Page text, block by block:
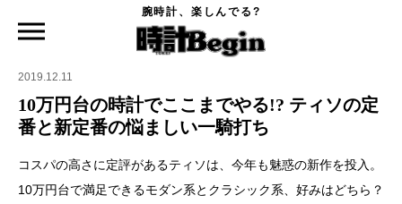
腕時計、楽しんでる?
10万円台の時計でここまでやる!? ティソの定番と新定番の悩ましい一騎打ち
2019.12.11
10万円台の時計でここまでやる!? ティソの定
番と新定番の悩ましい一騎打ち
コスパの高さに定評があるティソは、今年も魅惑の新作を投入。
10万円台で満足できるモダン系とクラシック系、好みはどちら？